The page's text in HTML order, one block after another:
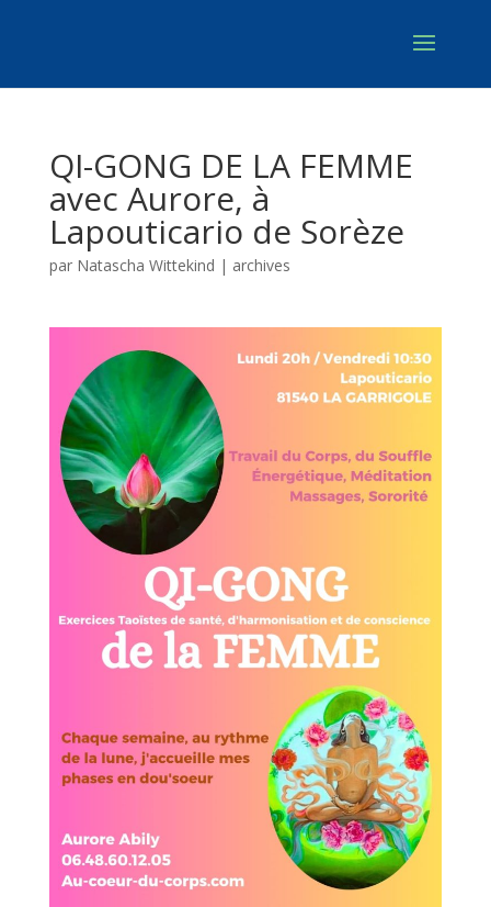
QI-GONG DE LA FEMME
avec Aurore, à
Lapouticario de Sorèze
par Natascha Wittekind | archives